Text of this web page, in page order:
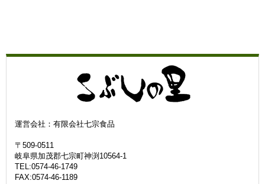
運営会社：有限会社七宗食品
〒509-0511
岐阜県加茂郡七宗町神渕10564-1
TEL:0574-46-1749
FAX:0574-46-1189